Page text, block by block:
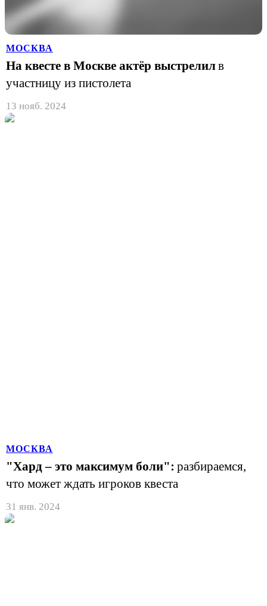
МОСКВА
На квесте в Москве актёр выстрелилв
участницу из пистолета
13 нояб. 2024
МОСКВА
"Хард – это максимум боли": разбираемся,
что может ждать игроков квеста
31 янв. 2024